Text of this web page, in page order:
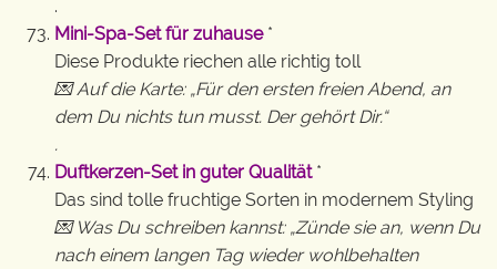
.
Mini-Spa-Set für zuhause*
Diese Produkte riechen alle richtig toll
💌 Auf die Karte: „Für den ersten freien Abend, an
dem Du nichts tun musst. Der gehört Dir.“
.
Duftkerzen-Set in guter Qualität*
Das sind tolle fruchtige Sorten in modernem Styling
💌 Was Du schreiben kannst: „Zünde sie an, wenn Du
nach einem langen Tag wieder wohlbehalten